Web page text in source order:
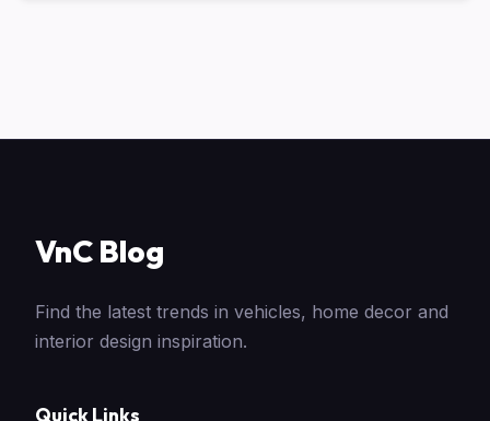
VnC Blog
Find the latest trends in vehicles, home decor and
interior design inspiration.
Quick Links